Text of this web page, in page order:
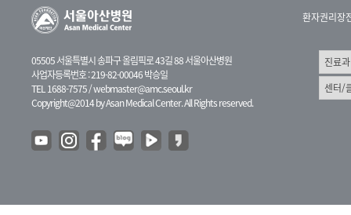
05505 서울특별시 송파구 올림픽로 43길 88 서울아산병원
사업자등록번호 : 219-82-00046 박승일
TEL 1688-7575 /webmaster@amc.seoul.kr
Copyright@2014 by Asan Medical Center. All Rights reserved.
환자권리장